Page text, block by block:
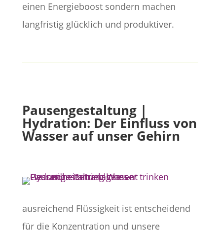
einen Energieboost sondern machen
langfristig glücklich und produktiver.
Pausengestaltung |
Hydration: Der Einfluss von
Wasser auf unser Gehirn
ausreichend Flüssigkeit ist entscheidend
für die Konzentration und unsere